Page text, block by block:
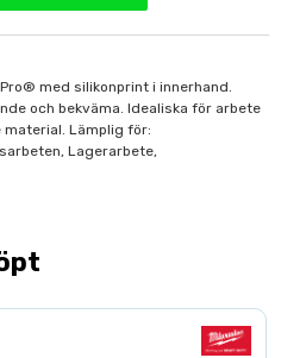
med silikonprint i innerhand.
och bekväma. Idealiska för arbete
material. Lämplig för:
Lagerarbete,